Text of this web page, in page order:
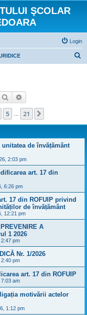
ŞCOLAR
Login
Search
5 21
de învățământ
2:03 pm
art. 17 din
6:26 pm
17 din ROFUIP privind
de învățământ
12:21 pm
A
1 2026
pm
Nr. 1/2026
pm
art. 17 din ROFUIP
am
motivării actelor
1:12 pm